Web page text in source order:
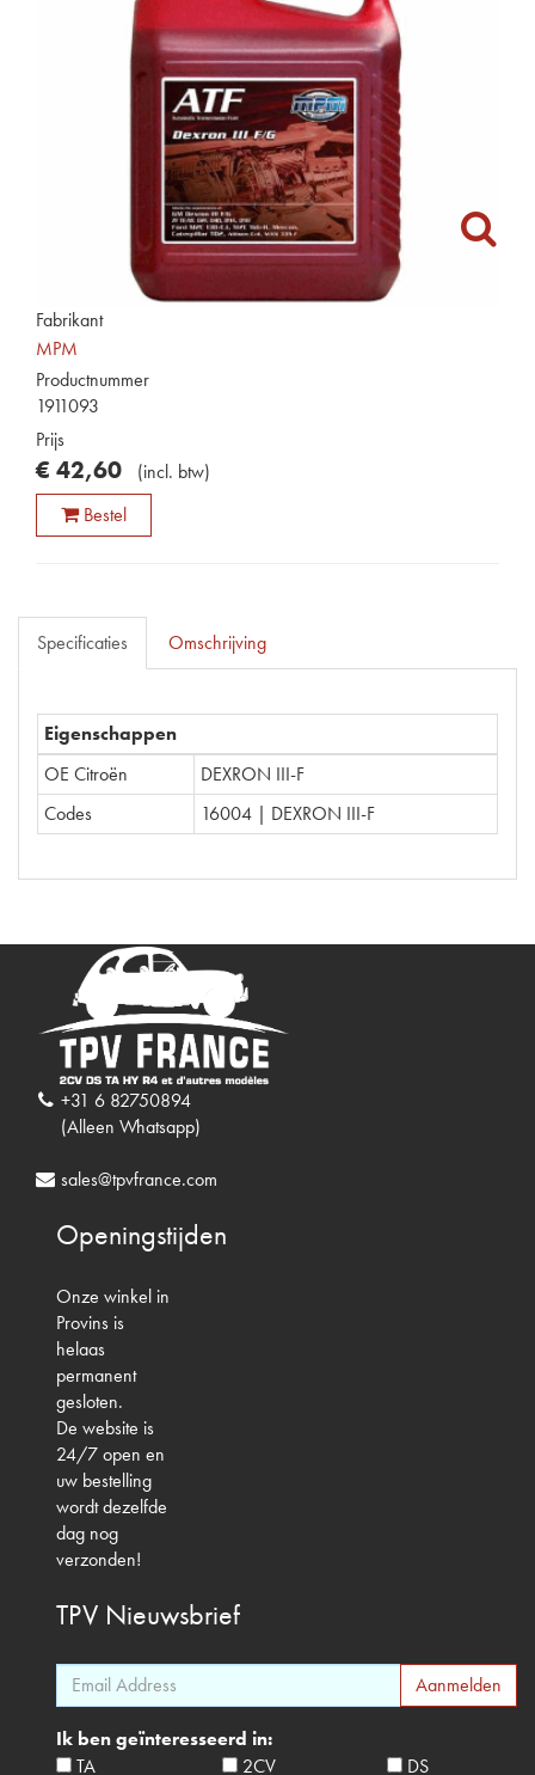
Fabrikant
MPM
Productnummer
1911093
Prijs
€ 42,60 (incl. btw)
Bestel
Specificaties Omschrijving
Eigenschappen
OE Citroën
DEXRON III-F
Codes
16004 | DEXRON III-F
+31 6 82750894
(Alleen Whatsapp)
sales@tpvfrance.com
Openingstijden
Onze winkel in
Provins is
helaas
permanent
gesloten.
De website is
24/7 open en
uw bestelling
wordt dezelfde
dag nog
verzonden!
TPV Nieuwsbrief
Ik ben geïnteresseerd in:
TA
2CV DS